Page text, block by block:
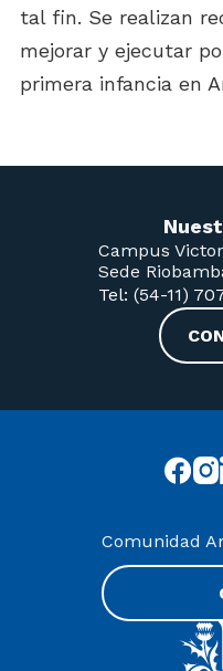
tal fin. Se realizan
mejorar y ejecutar
primera infancia en
Campus
Sede
Tel: (54-11)
Comunidad